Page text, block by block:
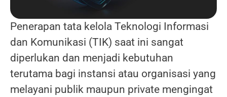
Penerapan tata kelola Teknologi Informasi
dan Komunikasi (TIK) saat ini sangat
diperlukan dan menjadi kebutuhan
terutama bagi instansi atau organisasi yang
melayani publik maupun private mengingat